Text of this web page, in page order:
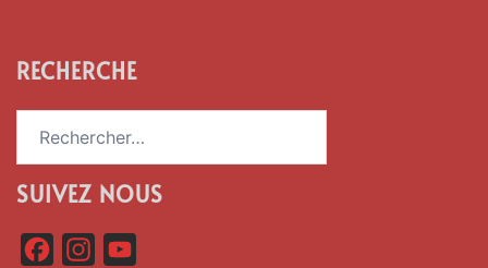
RECHERCHE
SUIVEZ NOUS